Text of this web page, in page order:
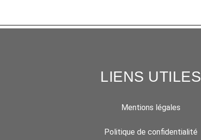
LIENS UTILES
Mentions légales
Politique de confidentialité